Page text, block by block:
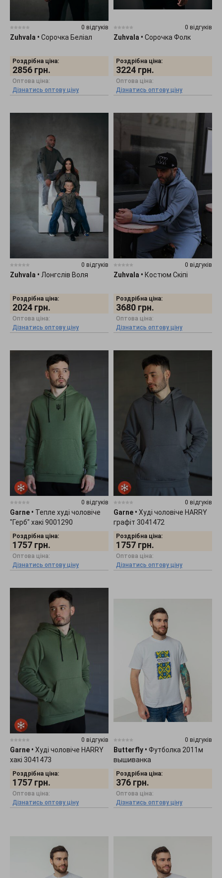
0 відгуків
Zuhvala • Сорочка Беліал
Роздрібна ціна:
2856 грн.
Оптова ціна:
Дізнатись оптову ціну
0 відгуків
Zuhvala • Сорочка Фолк
Роздрібна ціна:
3224 грн.
Оптова ціна:
Дізнатись оптову ціну
0 відгуків
Zuhvala • Лонгслів Воля
Роздрібна ціна:
2024 грн.
Оптова ціна:
Дізнатись оптову ціну
0 відгуків
Zuhvala • Костюм Скіпі
Роздрібна ціна:
3680 грн.
Оптова ціна:
Дізнатись оптову ціну
0 відгуків
Garne • Тепле худі чоловіче
"Герб" хакі 9001290
Роздрібна ціна:
1757 грн.
Оптова ціна:
Дізнатись оптову ціну
0 відгуків
Garne • Худі чоловіче HARRY
графіт 3041472
Роздрібна ціна:
1757 грн.
Оптова ціна:
Дізнатись оптову ціну
0 відгуків
Garne • Худі чоловіче HARRY
хакі 3041473
Роздрібна ціна:
1757 грн.
Оптова ціна:
Дізнатись оптову ціну
0 відгуків
Butterfly • Футболка 2011м
вышиванка
Роздрібна ціна:
376 грн.
Оптова ціна:
Дізнатись оптову ціну